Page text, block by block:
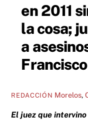
en 2011
la cosa;
a
REDACCIÓN Morelos,
El juez que